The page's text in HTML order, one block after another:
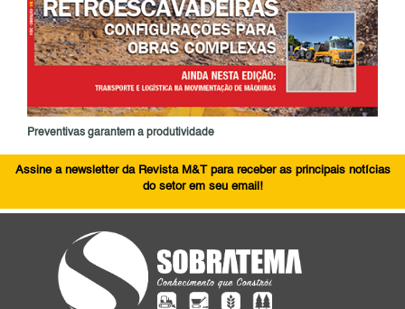
Preventivas garantem a produtividade
Assine a newsletter da Revista M&T para receber as principais notícias
do setor em seu email!